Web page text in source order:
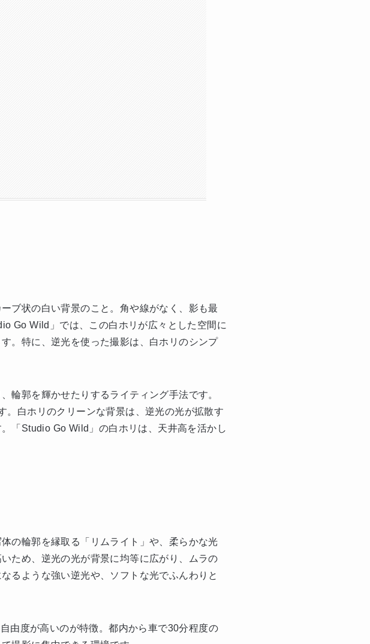
ブ状の白い背景のこと。角や線がなく、影も最
Go Wild」では、この白ホリが広々とした空間に
。特に、逆光を使った撮影は、白ホリのシンプ
輪郭を輝かせたりするライティング手法です。
。白ホリのクリーンな背景は、逆光の光が拡散す
「Studio Go Wild」の白ホリは、天井高を活かし
の輪郭を縁取る「リムライト」や、柔らかな光
ため、逆光の光が背景に均等に広がり、ムラの
るような強い逆光や、ソフトな光でふんわりと
由度が高いのが特徴。都内から車で30分程度の